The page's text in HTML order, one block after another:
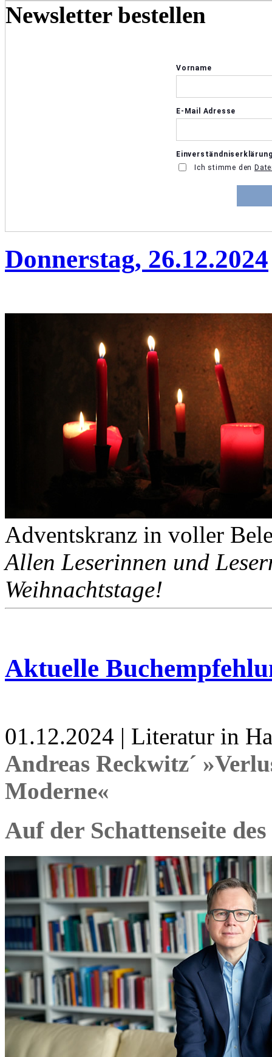
Newsletter bestellen
Donnerstag, 26.12.2024
Adventskranz in voller
Allen Leserinnen und
Weihnachtstage!
Aktuelle
01.12.2024 | Literatur in
Andreas Reckwitz´
Moderne«
Auf der Schattenseite